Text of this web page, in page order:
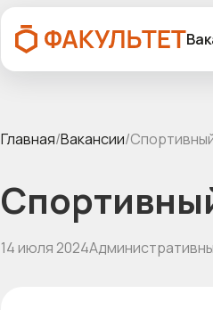
Главная/Вакансии/
14 июля 2024